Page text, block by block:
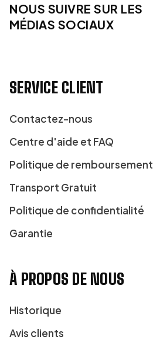
NOUS SUIVRE SUR LES
MÉDIAS SOCIAUX
SERVICE CLIENT
Contactez-nous
Centre d'aide et FAQ
Politique de remboursement
Transport Gratuit
Politique de confidentialité
Garantie
À PROPOS DE NOUS
Historique
Avis clients